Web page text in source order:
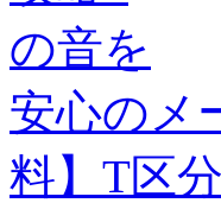
の音を
安心のメ
料】T区